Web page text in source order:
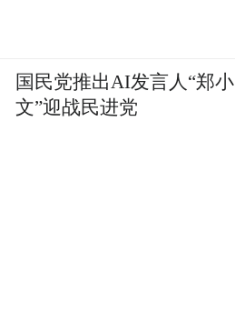
国民党推出AI发言人“郑小
文”迎战民进党